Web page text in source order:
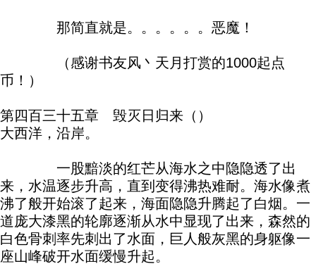
那简直就是。。。。。。恶魔！
（感谢书友风丶天月打赏的1000起点
币！）
第四百三十五章 毁灭日归来（）
大西洋，沿岸。
一股黯淡的红芒从海水之中隐隐透了出
来，水温逐步升高，直到变得沸热难耐。海水像煮
沸了般开始滚了起来，海面隐隐升腾起了白烟。一
道庞大漆黑的轮廓逐渐从水中显现了出来，森然的
白色骨刺率先刺出了水面，巨人般灰黑的身躯像一
座山峰破开水面缓慢升起。